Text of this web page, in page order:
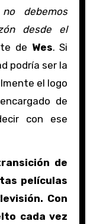
debemos
desde el
de Wes. Si
podría ser la
el logo
de
con ese
de
películas
Con
cada vez